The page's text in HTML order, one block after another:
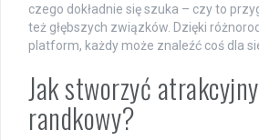
czego dokładnie się szuka – czy to
też głębszych związków. Dzięki
platform, każdy może znaleźć coś dla
Jak stworzyć
randkowy?